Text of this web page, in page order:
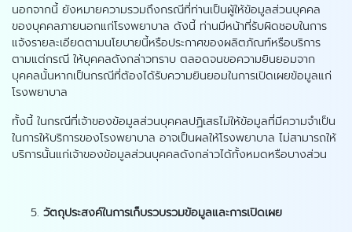
นอกจากนี้ ยังหมายความรวมถึงกรณีที่ท่านเป็นผู้ให้ข้อมูลส่วนบุคคล
ของบุคคลภายนอกแก่โรงพยาบาล ดังนี้ ท่านมีหน้าที่รับผิดชอบในการ
แจ้งรายละเอียดตามนโยบายนี้หรือประกาศของผลิตภัณฑ์หรือบริการ
ตามแต่กรณี ให้บุคคลดังกล่าวทราบ ตลอดจนขอความยินยอมจาก
บุคคลนั้นหากเป็นกรณีที่ต้องได้รับความยินยอมในการเปิดเผยข้อมูลแก่
โรงพยาบาล
ทั้งนี้ ในกรณีที่เจ้าของข้อมูลส่วนบุคคลปฏิเสธไม่ให้ข้อมูลที่มีความจำเป็น
ในการให้บริการของโรงพยาบาล อาจเป็นผลให้โรงพยาบาล ไม่สามารถให้
บริการนั้นแก่เจ้าของข้อมูลส่วนบุคคลดังกล่าวได้ทั้งหมดหรือบางส่วน
วัตถุประสงค์ในการเก็บรวบรวมข้อมูลและการเปิดเผย